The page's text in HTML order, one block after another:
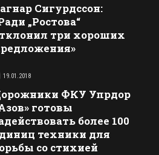
Сигурдссон:
„Ростова“
три хороших
19.01.2018
ФКУ Упрдор
готовы
более 100
техники для
со стихией